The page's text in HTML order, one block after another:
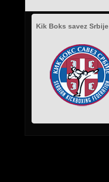
Kik Boks savez Srbije